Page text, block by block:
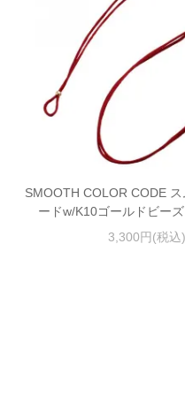
SMOOTH COLOR CODE
ードw/K10ゴールドビー
3,300円(税込)